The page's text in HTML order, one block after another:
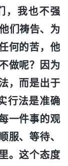
，我也不强
们祷告、为
何的苦，他
做呢？因为
，而是出于
行法是准确
一件事的观
服、等待、
。这个态度